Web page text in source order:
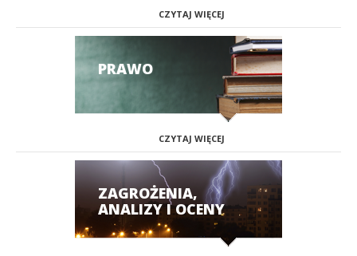
CZYTAJ WIĘCEJ
PRAWO
CZYTAJ WIĘCEJ
ZAGROŻENIA,
ANALIZY I OCENY